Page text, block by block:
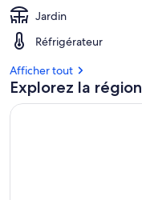
Jardin
Réfrigérateur
Afficher tout
Explorez la région